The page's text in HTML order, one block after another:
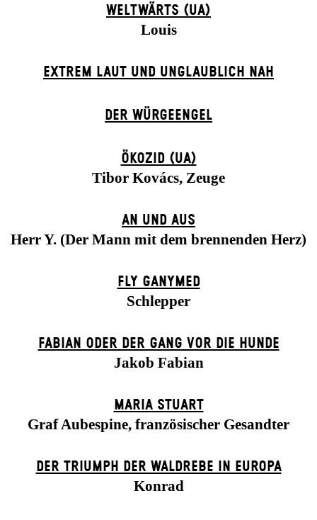
WELTWÄRTS (UA)
Louis
EXTREM LAUT UND UNGLAUBLICH NAH
DER WÜR­GE­ENG­EL
ÖKOZID (UA)
Tibor Kovács, Zeuge
AN UND AUS
Herr Y. (Der Mann mit dem brennenden Herz)
FLY GANYMED
Schlepper
FABIAN ODER DER GANG VOR DIE HUNDE
Jakob Fabian
MARIA STUART
Graf Aubespine, französischer Gesandter
DER TRIUMPH DER WALDREBE IN EUROPA
Konrad